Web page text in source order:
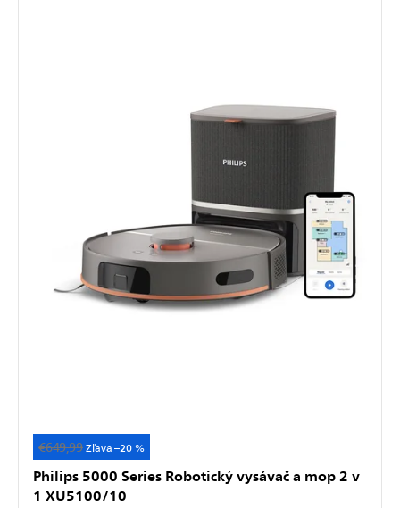
Akcia
€649,99 –20 %
Philips 5000 Series Robotický vysávač a mop 2 v
1 XU5100/10